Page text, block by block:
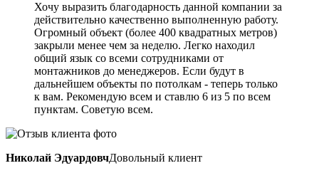
Хочу выразить благодарность данной компании за
действительно качественно выполненную работу.
Огромный объект (более 400 квадратных метров)
закрыли менее чем за неделю. Легко находил
общий язык со всеми сотрудниками от
монтажников до менеджеров. Если будут в
дальнейшем объекты по потолкам - теперь только
к вам. Рекомендую всем и ставлю 6 из 5 по всем
пунктам. Советую всем.
Николай ЭдуардовчДовольный клиент